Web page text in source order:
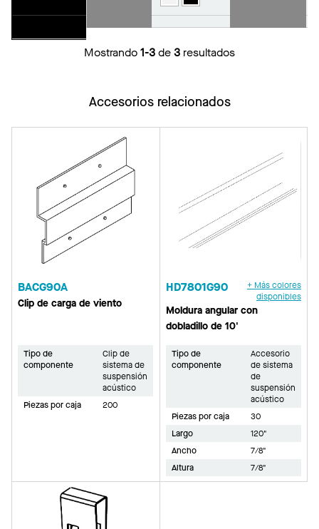
Mostrando1-3de3 resultados
Accesorios relacionados
BACG90A
Clip de carga de viento
Tipo de
componente
Clip de
sistema de
suspensión
acústico
Piezas por caja
200
HD7801G90
+ Más colores
disponibles
Moldura angular con
dobladillo de 10'
Tipo de
componente
Accesorio
de sistema
de
suspensión
acústico
Piezas por caja
30
Largo
120"
Ancho
7/8"
Altura
7/8"